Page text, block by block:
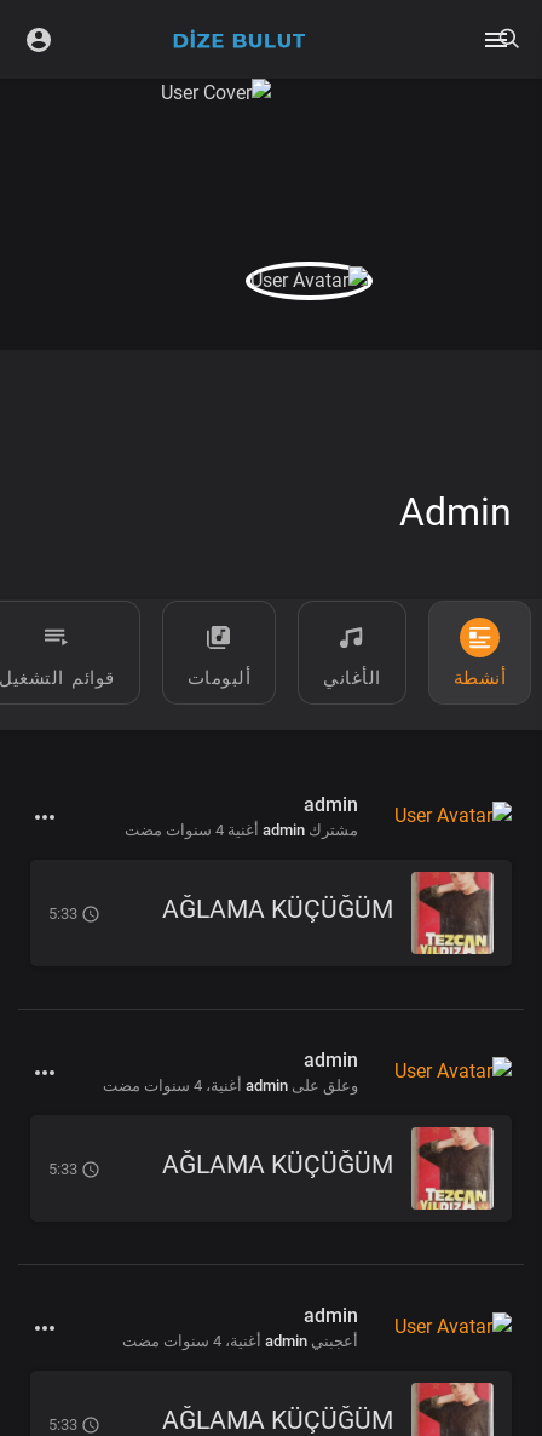
Admin
أنشطة الأغاني ألبومات قوائم التشغيل
admin
مشترك admin أغنية 4 سنوات مضت
AĞLAMA KÜÇÜĞÜM
admin
وعلق على admin أغنية، 4 سنوات مضت
AĞLAMA KÜÇÜĞÜM
admin
أعجبني admin أغنية، 4 سنوات مضت
AĞLAMA KÜÇÜĞÜM